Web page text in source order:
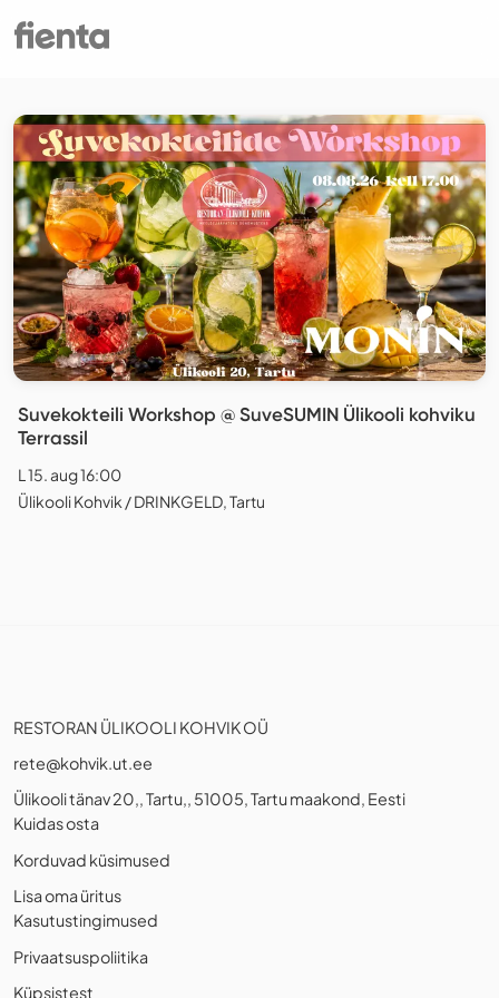
Suvekokteili Workshop @ SuveSUMIN Ülikooli kohviku
Terrassil
L 15. aug 16:00
Ülikooli Kohvik / DRINKGELD, Tartu
RESTORAN ÜLIKOOLI KOHVIK OÜ
rete@kohvik.ut.ee
Ülikooli tänav 20,, Tartu,, 51005, Tartu maakond, Eesti
Kuidas osta
Korduvad küsimused
Lisa oma üritus
Kasutustingimused
Privaatsuspoliitika
Küpsistest